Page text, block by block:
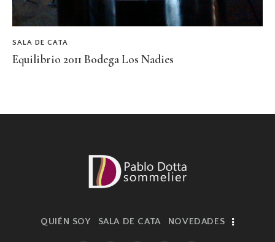
SALA DE CATA
Equilibrio 2011 Bodega Los Nadies
QUIÉN SOY SALA DE CATA NOVEDADES